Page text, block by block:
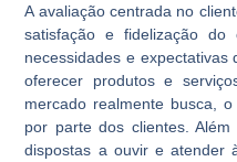
A avaliação centrada no
satisfação e fidelização
necessidades e expectativas
oferecer produtos e
mercado realmente busca,
por parte dos clientes.
dispostas a ouvir e atender